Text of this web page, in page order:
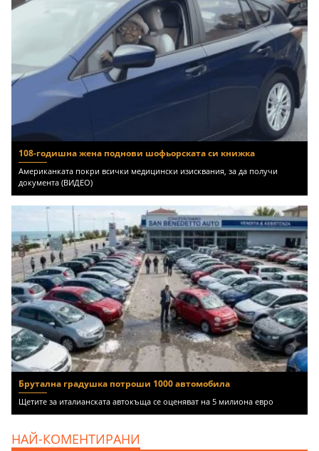
108-годишна жена поднови шофьорската си книжка
Американката покри всички медицински изисквания, за да получи
документа (ВИДЕО)
Брутална градушка потроши 1000 автомобила
Щетите за италианската автокъща се оценяват на 5 милиона евро
НАЙ-КОМЕНТИРАНИ